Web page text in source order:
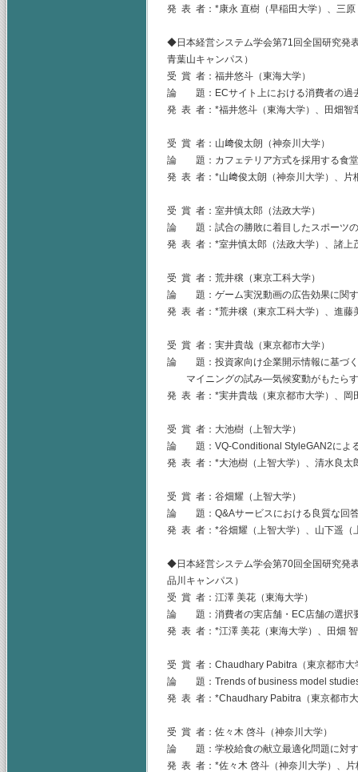
発 表 者：*康永 直樹（早稲田大学）、三
◆日本経営システム学会第71回全国研究発
青葉山キャンパス）
受 賞 者：福井悠斗（東海大学）
論 題：ECサイト上における消費者の過
発 表 者：*福井悠斗（東海大学）、田畑智
受 賞 者：山﨑俊太朗（神奈川大学）
論 題：カフェテリア方式を採用する食堂
発 表 者：*山﨑俊太朗（神奈川大学）、片
受 賞 者：室井慎太郎（法政大学）
論 題：試合の勝敗に着目したスポーツの
発 表 者：*室井慎太郎（法政大学）、諸上
受 賞 者：荒井穣（東京工科大学）
論 題：ゲーム実況動画の広告効果に関す
発 表 者：*荒井穣（東京工科大学）、進藤
受 賞 者：実井貴哉（東京都市大学）
論 題：投資家向け企業開示情報に基づく
マイニングの試み―気候変動がもたらす
発 表 者：*実井貴哉（東京都市大学）、岡
受 賞 者：大池樹（上智大学）
論 題：VQ-Conditional StyleGAN2による
発 表 者：*大池樹（上智大学）、清水良太
受 賞 者：谷畑耀（上智大学）
論 題：Q&Aサービスにおける良質な回答
発 表 者：*谷畑耀（上智大学）、山下遥（
◆日本経営システム学会第70回全国研究発
品川キャンパス）
受 賞 者：江澤 美花（東海大学）
論 題：消費者の実店舗・EC店舗の選択
発 表 者：*江澤 美花（東海大学）、田畑
受 賞 者：Chaudhary Pabitra（東京都市大
論 題：Trends of business model
発 表 者：*Chaudhary Pabitra（東京都市
受 賞 者：佐々木 啓斗（神奈川大学）
論 題：学校給食の献立最適化問題に対す
発 表 者：*佐々木 啓斗（神奈川大学）、片